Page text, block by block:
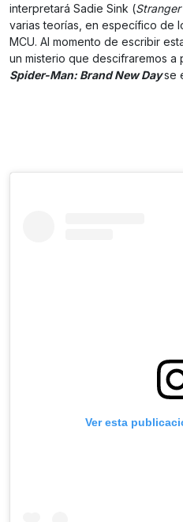
interpretará Sadie Sink (
varias teorías, en específico de
MCU. Al momento de escribir
un misterio que descifraremos
Spider-Man: Brand New Dayse
Ver esta